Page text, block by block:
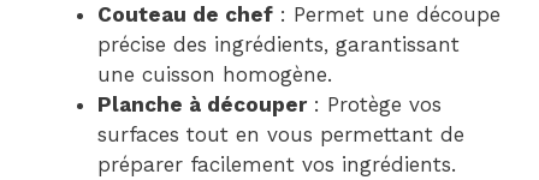
Couteau de chef : Permet une découpe
précise des ingrédients, garantissant
une cuisson homogène.
Planche à découper: Protège vos
surfaces tout en vous permettant de
préparer facilement vos ingrédients.